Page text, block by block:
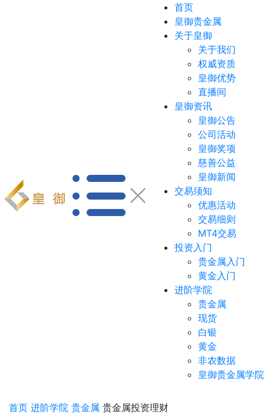
首页
皇御贵金属
关于皇御
关于我们
权威资质
皇御优势
直播间
皇御资讯
皇御公告
公司活动
皇御奖项
慈善公益
皇御新闻
交易须知
优惠活动
交易细则
MT4交易
投资入门
贵金属入门
黄金入门
进阶学院
贵金属
现货
白银
黄金
非农数据
皇御贵金属学院
首页 进阶学院 贵金属 贵金属投资理财